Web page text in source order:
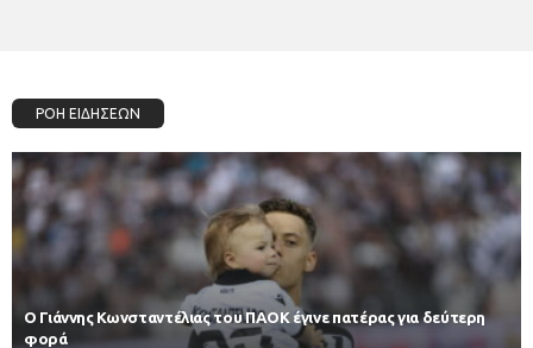
ΡΟΗ ΕΙΔΗΣΕΩΝ
Ο Γιάννης Κωνσταντέλιας του ΠΑΟΚ έγινε πατέρας για δεύτερη
φορά